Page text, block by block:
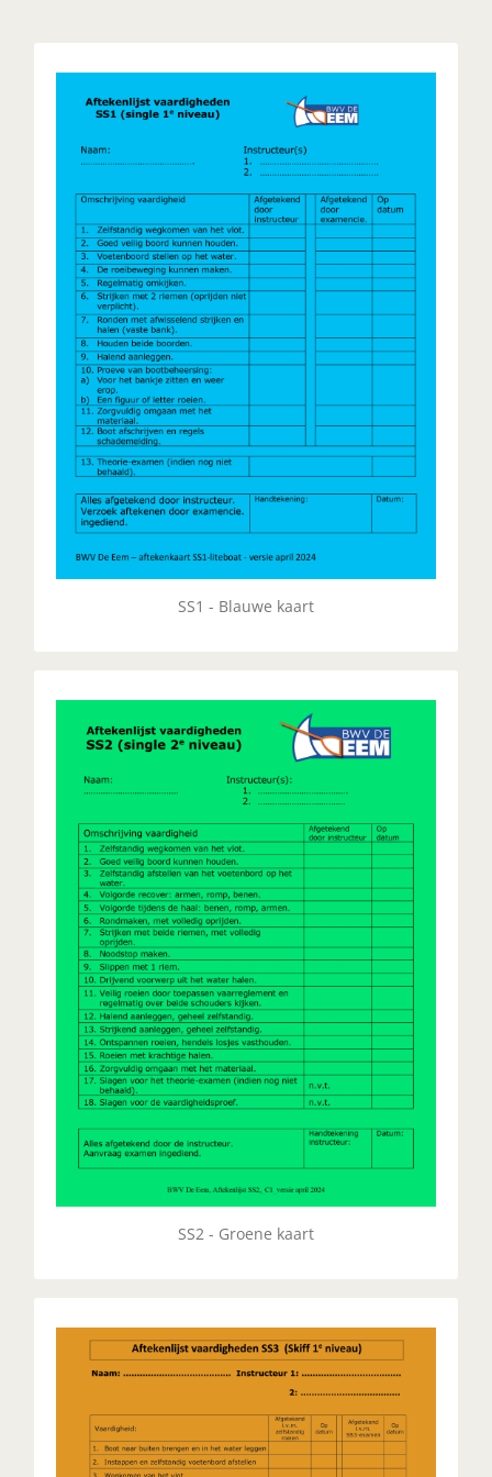
SS1 - Blauwe kaart
SS1 - Single Scull - Single 1e
niveau
Single 1e niveau is het eerste niveau, in een
éénpersoons Liteboat, het eerste doel voor een
beginnende roeier.
UITLEG
SS2 - Groene kaart
SS2 - Single Scull - Single 2e
niveau
SS2 betekent Single 2e niveau, dit volgt direct op
SS1 en is stap 2 voor een startende roeier. Je lest in
een C1.
UITLEG
SS3 - Single Scull - SKIFF 1e
niveau
SS3 betekent Skiff 1e niveau, het niveau dat direct
volgt op SS2. Je stapt over van een C1-boot naar